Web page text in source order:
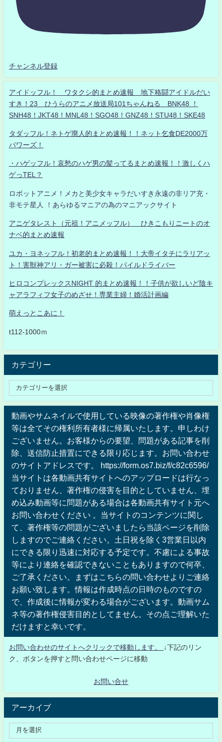
チャンネル登録
アイドッフル！ ワタクシ的まとめ速報 地下格闘アイドルだい
すき！23 ひうらのアニメ放送局101ちゃんねる BNK48 ！
SNH48！JKT48！MNL48！SGO48！GNZ48！STU48！SKE48
タダッフル！ネトゲ廃人的まとめ速報！！ネット乞食DE2000万
パワーズ！
・ハゲッフル！哀愁のハゲ男の髪ってるまとめ速報！！激しくハ
ゲっTEL？
ロボットアニメ！メカと美少女キャラだいすき永遠の非リア充・
非モテ星人 ！あらゆるマニアの為のマニアックサイト
アニゲタレスト（元祖！アニメッフル） ひきこもりニートのオ
ナベ的まとめ速報
ユカ・ヨネッフル！初老的まとめ速報！！大帝イタチにラリアッ
ト！害獣神アリ・ガー被害に必殺！パイルドライバー
ヒロコンプレックスNIGHT 的まとめ速報！！子供が欲しいど陰キ
ャアラフィフ女子のめざせ！専業主婦！婚活計画編
萌えっとこあに！
t112-1000ｍ
カテゴリー
動画やサムネイルで使用している映像の著作権や肖像権
等は全てその権利所有者様に帰属いたします。申しわけ
ございません。お客様からの要望、問題がある記事を削
除、送信防止措置にできる限り応じます。お問い合わせ
のサイトアドレスです。 https://form.os7.biz/f/c82c6596/
当サイトは各動画共有サイトへのアップロードは行なっ
ておりません、著作権の侵害を目的としていません、埋
め込み動画等に問題がある場合は各動画共有サイト元へ
お問い合わせください 。当サイトのコンテンツに関し
て、著作権等の問題がございましたら当該ページを削除
しますのでご連絡ください。土日祝を除く3営業日以内
にできる限り迅速に対応する予定です。不慮による事故
等により連絡を確認できないこともありますので何卒、
ご了承ください。まずはこちらの問い合わせよりご連絡
お願い致します。情報は作成時点の日時のものですの
で、作成後に情報が変わる場合がございます。動画サム
ネ等の著作権侵害目的としてません。その点ご理解いた
だけますと幸いです。
お問い合わせのサイトへクリックで移動します。
↓下記のリン
ク、ボタンを押すと問い合わせページに移動
お問い合せ
アーカイブ